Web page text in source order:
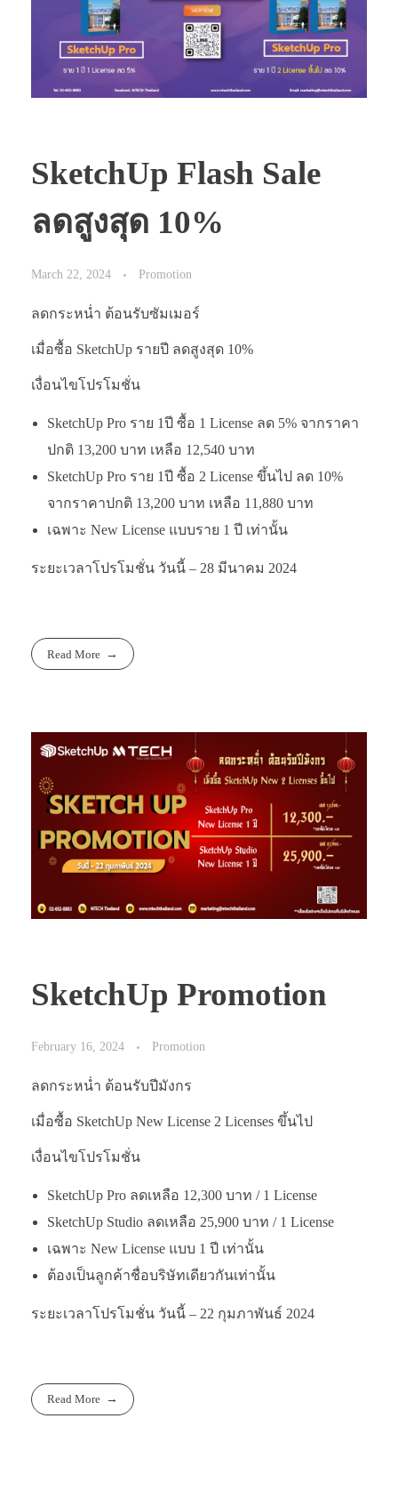
SketchUp Flash Sale
ลดสูงสุด 10%
March 22, 2024 Promotion
ลดกระหน่ำ ต้อนรับซัมเมอร์
เมื่อซื้อ SketchUp รายปี ลดสูงสุด 10%
เงื่อนไขโปรโมชั่น
SketchUp Pro ราย 1ปี ซื้อ 1 License ลด 5% จากราคา
ปกติ 13,200 บาท เหลือ 12,540 บาท
SketchUp Pro ราย 1ปี ซื้อ 2 License ขึ้นไป ลด 10%
จากราคาปกติ 13,200 บาท เหลือ 11,880 บาท
เฉพาะ New License แบบราย 1 ปี เท่านั้น
ระยะเวลาโปรโมชั่น วันนี้ – 28 มีนาคม 2024
Read More
SketchUp Promotion
February 16, 2024 Promotion
ลดกระหน่ำ ต้อนรับปีมังกร
เมื่อซื้อ SketchUp New License 2 Licenses ขึ้นไป
เงื่อนไขโปรโมชั่น
SketchUp Pro ลดเหลือ 12,300 บาท / 1 License
SketchUp Studio ลดเหลือ 25,900 บาท / 1 License
เฉพาะ New License แบบ 1 ปี เท่านั้น
ต้องเป็นลูกค้าชื่อบริษัทเดียวกันเท่านั้น
ระยะเวลาโปรโมชั่น วันนี้ – 22 กุมภาพันธ์ 2024
Read More